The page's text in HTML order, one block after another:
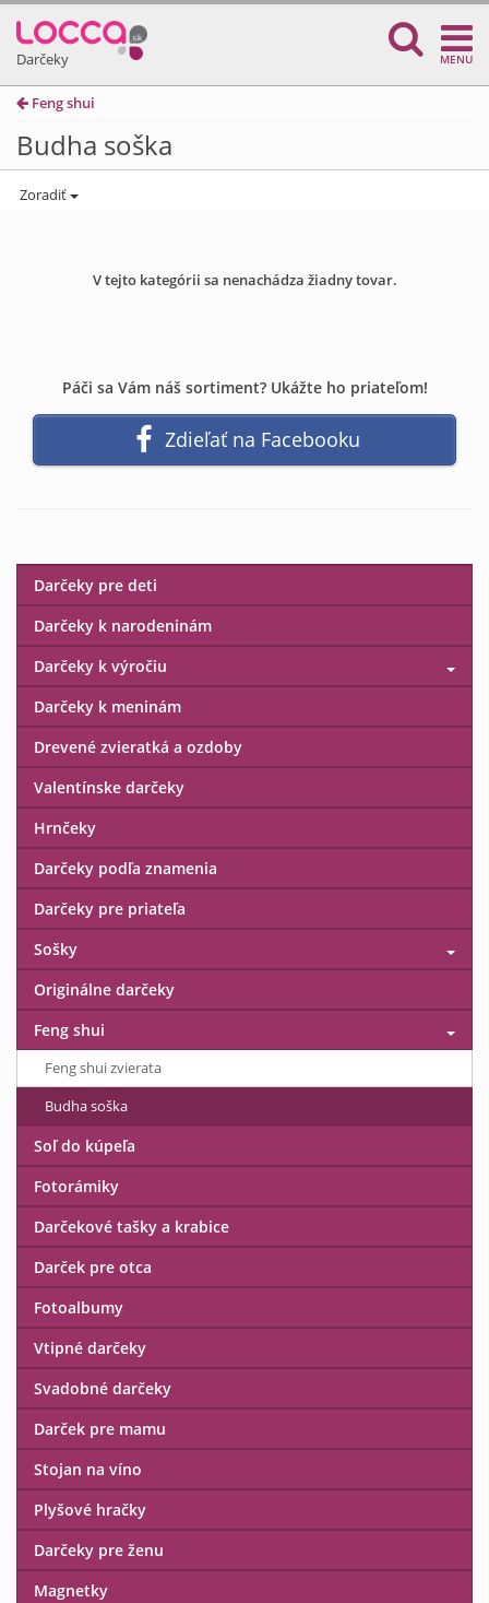
Darčeky MENU
Feng shui
Budha soška
Zoradiť
V tejto kategórii sa nenachádza žiadny tovar.
Páči sa Vám náš sortiment? Ukážte ho priateľom!
Zdieľať na Facebooku
Darčeky pre deti
Darčeky k narodeninám
Darčeky k výročiu
Darčeky k meninám
Drevené zvieratká a ozdoby
Valentínske darčeky
Hrnčeky
Darčeky podľa znamenia
Darčeky pre priateľa
Sošky
Originálne darčeky
Feng shui
Feng shui zvierata
Budha soška
Soľ do kúpeľa
Fotorámiky
Darčekové tašky a krabice
Darček pre otca
Fotoalbumy
Vtipné darčeky
Svadobné darčeky
Darček pre mamu
Stojan na víno
Plyšové hračky
Darčeky pre ženu
Magnetky